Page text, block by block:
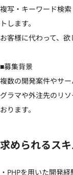
複写・キーワード検
トします。
お客様に代わって、
■募集背景
複数の開発案件やサ
グラマや外注先のリ
おります。
求められるス
・PHPを用いた開発